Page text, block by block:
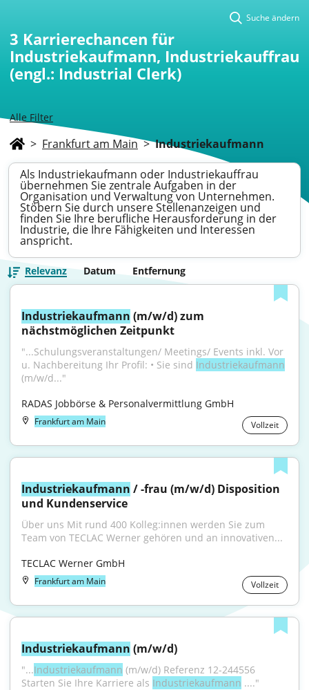
Alle Filter
Suche ändern
3 Karrierechancen für
Industriekaufmann, Industriekauffrau
(engl.: Industrial Clerk)
> Frankfurt am Main > Industriekaufmann
Als Industriekaufmann oder Industriekauffrau
übernehmen Sie zentrale Aufgaben in der
Organisation und Verwaltung von Unternehmen.
Stöbern Sie durch unsere Stellenanzeigen und
finden Sie Ihre berufliche Herausforderung in der
Industrie, die Ihre Fähigkeiten und Interessen
anspricht.
Relevanz Datum Entfernung
Industriekaufmann (m/w/d) zum
nächstmöglichen Zeitpunkt
"...Schulungsveranstaltungen/ Meetings/ Events inkl. Vor
u. Nachbereitung Ihr Profil: • Sie sind Industriekaufmann
(m/w/d..."
RADAS Jobbörse & Personalvermittlung GmbH
Frankfurt am Main Vollzeit
Industriekaufmann / -frau (m/w/d) Disposition
und Kundenservice
Über uns Mit rund 400 Kolleg:innen werden Sie zum
Team von TECLAC Werner gehören und an innovativen...
TECLAC Werner GmbH
Frankfurt am Main Vollzeit
Industriekaufmann (m/w/d)
"...Industriekaufmann (m/w/d) Referenz 12-244556
Starten Sie Ihre Karriere als Industriekaufmann ...."